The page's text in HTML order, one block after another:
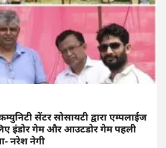
सेंटर सोसायटी द्वारा एम्पलाईज
इंडोर गेम और आउटडोर गेम पहली
नरेश नेगी